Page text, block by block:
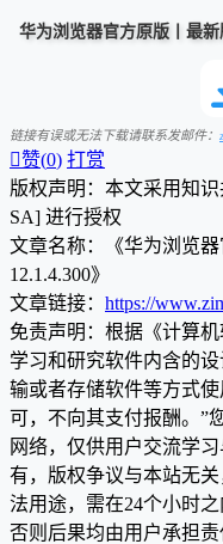
华为浏览器官方原版丨最
链接有误或无法下载请联系发邮件：
赞(0) 打赏
版权声明：本文采用知
SA] 进行授权
文章名称：《华为浏览
12.1.4.300》
文章链接： https://
免责声明：根据《计算
学习和研究软件内含的
输或者存储软件等方式
可，不向其支付报酬。”
网络，仅供用户交流学
有，版权争议与本站无
法用途，需在24个小时
否则后果均由用户承担